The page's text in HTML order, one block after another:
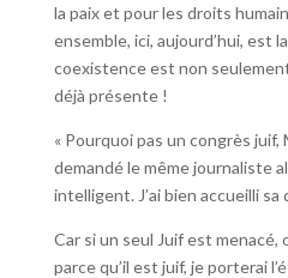
la paix et pour les droits
ensemble, ici, aujourd’hui, est
coexistence est non
déjà présente !
« Pourquoi pas un congrès juif,
demandé le même journaliste
intelligent. J’ai bien accueilli sa
Car si un seul Juif est menacé,
parce qu’il est juif, je porterai